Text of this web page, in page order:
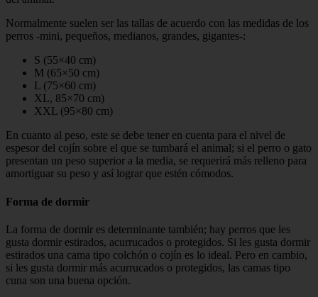
Normalmente suelen ser las tallas de acuerdo con las medidas de los
perros -mini, pequeños, medianos, grandes, gigantes-:
S (55×40 cm)
M (65×50 cm)
L (75×60 cm)
XL, 85×70 cm)
XXL (95×80 cm)
En cuanto al peso, este se debe tener en cuenta para el nivel de
espesor del cojín sobre el que se tumbará el animal; si el perro o gato
presentan un peso superior a la media, se requerirá más relleno para
amortiguar su peso y así lograr que estén cómodos.
Forma de dormir
La forma de dormir es determinante también; hay perros que les
gusta dormir estirados, acurrucados o protegidos. Si les gusta dormir
estirados una cama tipo colchón o cojín es lo ideal. Pero en cambio,
si les gusta dormir más acurrucados o protegidos, las camas tipo
cuna son una buena opción.